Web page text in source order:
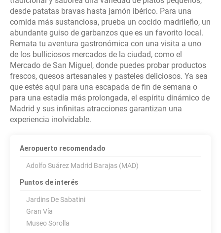
desde patatas bravas hasta jamón ibérico. Para una
comida más sustanciosa, prueba un cocido madrileño, un
abundante guiso de garbanzos que es un favorito local.
Remata tu aventura gastronómica con una visita a uno
de los bulliciosos mercados de la ciudad, como el
Mercado de San Miguel, donde puedes probar productos
frescos, quesos artesanales y pasteles deliciosos. Ya sea
que estés aquí para una escapada de fin de semana o
para una estadía más prolongada, el espíritu dinámico de
Madrid y sus infinitas atracciones garantizan una
experiencia inolvidable.
Aeropuerto recomendado
Adolfo Suárez Madrid Barajas (MAD)
Puntos de interés
Jardins De Sabatini
Gran Vía
Museo Sorolla